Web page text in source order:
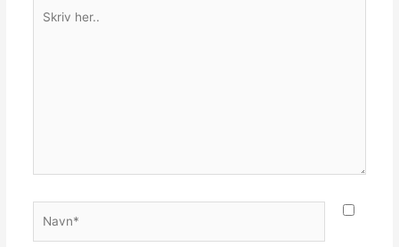
her..